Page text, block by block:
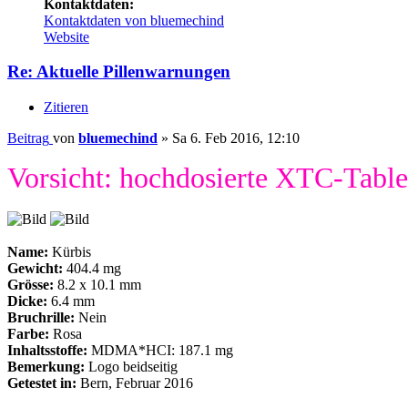
Kontaktdaten:
Kontaktdaten von bluemechind
Website
Re: Aktuelle Pillenwarnungen
Zitieren
Beitrag von bluemechind » Sa 6. Feb 2016, 12:10
Vorsicht: hochdosierte XTC-
Name: Kürbis
Gewicht: 404.4 mg
Grösse: 8.2 x 10.1 mm
Dicke: 6.4 mm
Bruchrille: Nein
Farbe: Rosa
Inhaltsstoffe: MDMA*HCI: 187.1 mg
Bemerkung: Logo beidseitig
Getestet in: Bern, Februar 2016